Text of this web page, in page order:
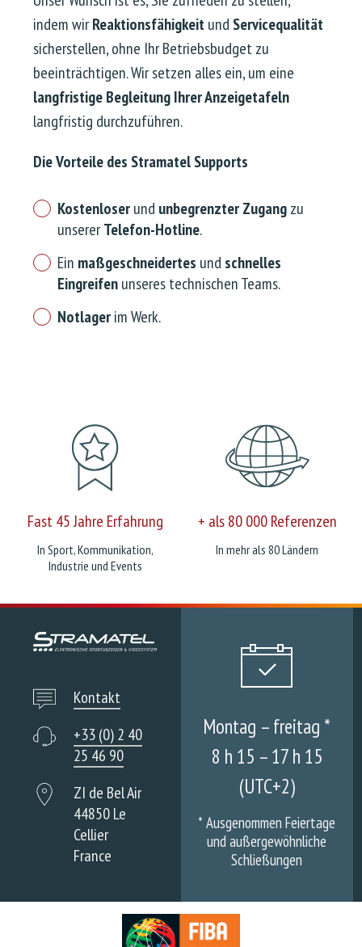
indem wirReaktionsfähigkeit und Servicequalität
sicherstellen, ohne Ihr Betriebsbudget zu
beeinträchtigen. Wir setzen alles ein, um eine
langfristige Begleitung Ihrer Anzeigetafeln
langfristig durchzuführen.
Die Vorteile des Stramatel Supports
Kostenloserund unbegrenzter Zugangzu
unsererTelefon-Hotline.
Ein maßgeschneidertes und schnelles
Eingreifenunseres technischen Teams.
Notlagerim Werk.
Fast 45 Jahre Erfahrung
In Sport, Kommunikation,
Industrie und Events
+ als 80 000 Referenzen
In mehr als 80 Ländern
Kontakt
+33 (0) 2 40
25 46 90
ZI de Bel Air
44850 Le
Cellier
France
Montag – freitag *
8 h 15 – 17 h 15
(UTC+2)
*Ausgenommen Feiertage
und außergewöhnliche
Schließungen